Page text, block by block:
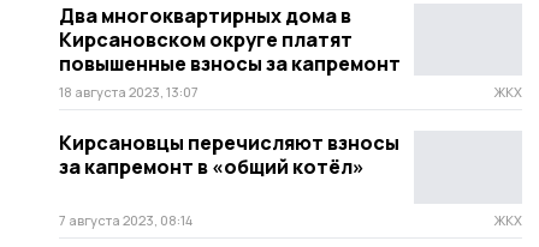
Два многоквартирных дома в
Кирсановском округе платят
повышенные взносы за капремонт
18 августа 2023, 13:07 ЖКХ
Кирсановцы перечисляют взносы
за капремонт в «общий котёл»
7 августа 2023, 08:14 ЖКХ